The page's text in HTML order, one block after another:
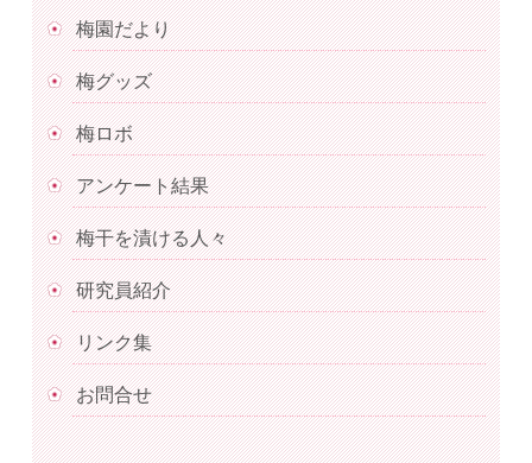
梅園だより
梅グッズ
梅ロボ
アンケート結果
梅干を漬ける人々
研究員紹介
リンク集
お問合せ